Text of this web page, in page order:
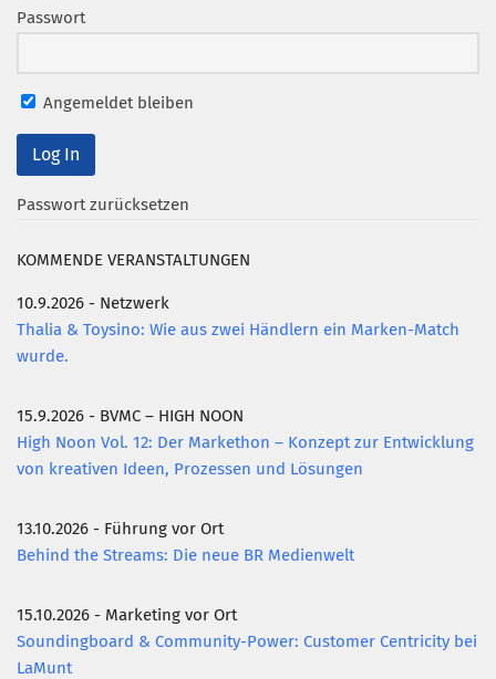
Passwort
Angemeldet bleiben
Passwort zurücksetzen
KOMMENDE VERANSTALTUNGEN
10.9.2026 - Netzwerk
Thalia & Toysino: Wie aus zwei Händlern ein Marken-Match
wurde.
15.9.2026 - BVMC – HIGH NOON
High Noon Vol. 12: Der Markethon – Konzept zur Entwicklung
von kreativen Ideen, Prozessen und Lösungen
13.10.2026 - Führung vor Ort
Behind the Streams: Die neue BR Medienwelt
15.10.2026 - Marketing vor Ort
Soundingboard & Community-Power: Customer Centricity bei
LaMunt